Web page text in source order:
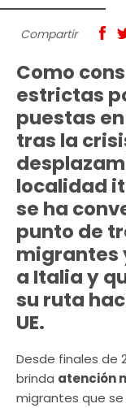
Compartir
Como
estrictas
puestas
tras la
localidad
se ha
punto de
migrantes
a Italia y
su ruta
UE.
Desde finales de
brinda atención
migrantes que se